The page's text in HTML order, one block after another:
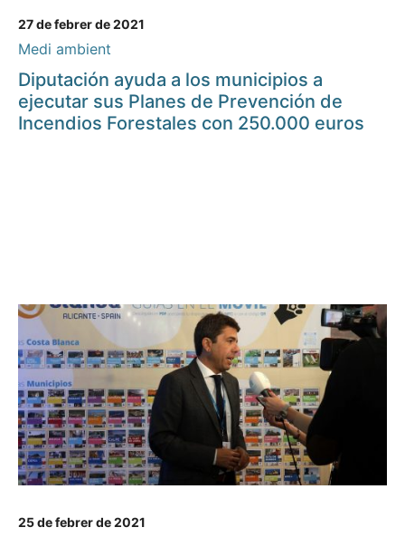
27 de febrer de 2021
Medi ambient
Diputación ayuda a los municipios a
ejecutar sus Planes de Prevención de
Incendios Forestales con 250.000 euros
25 de febrer de 2021